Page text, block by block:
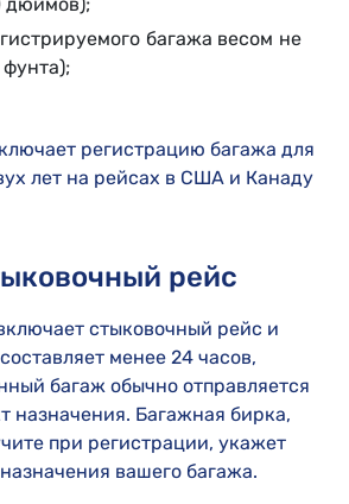
багажа весом не
фунта);
регистрацию багажа для
лет на рейсах в США и Канаду
рейс
стыковочный рейс и
менее 24 часов,
багаж обычно отправляется
назначения. Багажная бирка,
при регистрации, укажет
вашего багажа.